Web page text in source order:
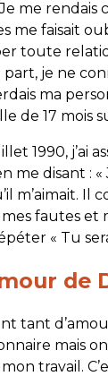
me
me faisait
toute
part, je ne
ma
de 17 mois
1990, j’ai
me disant : «
m’aimait. Il
mes fautes et
« Tu
tant
mais
travail.